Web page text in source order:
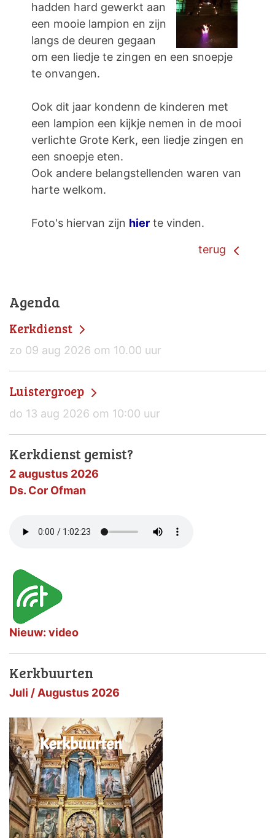
hadden hard gewerkt aan
een mooie lampion en zijn
langs de deuren gegaan
om een liedje te zingen en een snoepje
te onvangen.
Ook dit jaar kondenn de kinderen met
een lampion een kijkje nemen in de mooi
verlichte Grote Kerk, een liedje zingen en
een snoepje eten.
Ook andere belangstellenden waren van
harte welkom.
Foto's hiervan zijn hier te vinden.
terug
Agenda
Kerkdienst
zo 09 aug 2026 om 10.00 uur
Luistergroep
do 13 aug 2026 om 10:00 uur
Kerkdienst gemist?
2 augustus 2026
Ds. Cor Ofman
Nieuw: video
Kerkbuurten
Juli / Augustus 2026